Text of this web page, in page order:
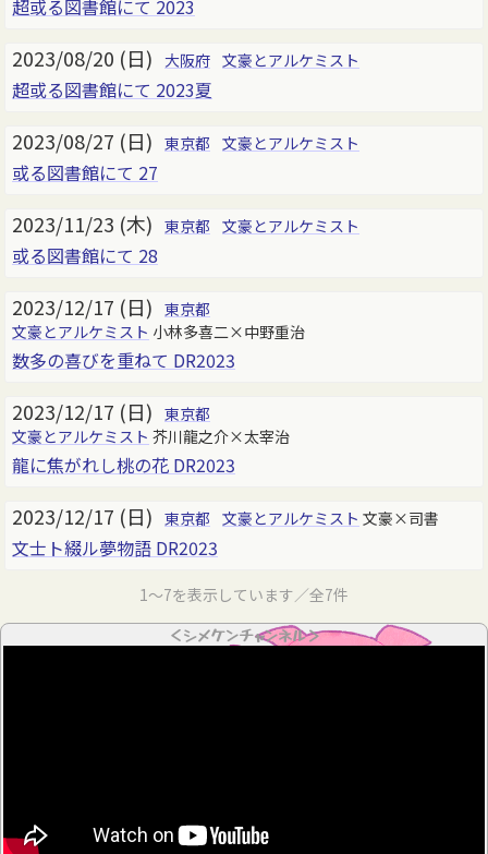
超或る図書館にて 2023
2023/08/20 (日) 大阪府 文豪とアルケミスト
超或る図書館にて 2023夏
2023/08/27 (日) 東京都 文豪とアルケミスト
或る図書館にて 27
2023/11/23 (木) 東京都 文豪とアルケミスト
或る図書館にて 28
2023/12/17 (日) 東京都
文豪とアルケミスト 小林多喜二×中野重治
数多の喜びを重ねて DR2023
2023/12/17 (日) 東京都
文豪とアルケミスト 芥川龍之介×太宰治
龍に焦がれし桃の花 DR2023
2023/12/17 (日) 東京都 文豪とアルケミスト 文豪×司書
文士ト綴ル夢物語 DR2023
1～7を表示しています／全7件
＜シメケンチャンネル＞